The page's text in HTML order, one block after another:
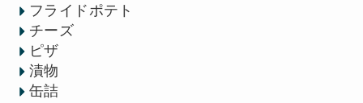
フライドポテト
チーズ
ピザ
漬物
缶詰